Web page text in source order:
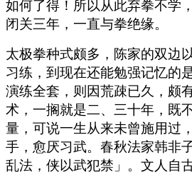
如何了得！所以从此弃拳不学
闭关三年，一直与拳绝缘。
太极拳种式颇多，陈家的双边
习练，到现在还能勉强记忆的
演练全套，则因荒疎已久，颇
术，一搁就是二、三十年，既
量，可说一生从来未曾施用过
手，愈厌习武。春秋法家韩非
乱法，侠以武犯禁」。文人自